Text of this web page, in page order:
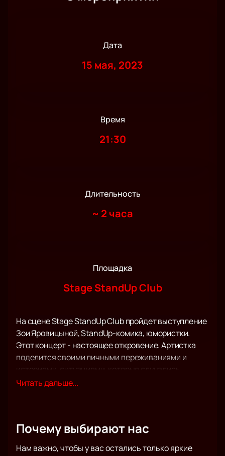
Дата
15 мая, 2023
Время
21:30
Длительность
~ 2 часа
Площадка
Stage StandUp Club
На сцене Stage StandUp Club пройдет выступление
Зои Яровицыной, StandUp-комика, юмористки.
Этот концерт - настоящее откровение. Артистка
поделится своими личными переживаниями и
историями, ситуациями, которые случались
именно с ней и её самыми близкими людьми.
Ироничный юмор, смешные тонкие шутки, веселая
груз забот, ну и конечно посмотреть на мир под
Читать дальше...
Почему выбирают нас
Нам важно, чтобы у вас остались только яркие